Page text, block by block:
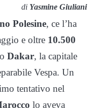
di Yasmine Giuliani
Polesine, ce l’ha
e oltre 10.500
Dakar, la capitale
Vespa. Un
tentativo nel
lo aveva